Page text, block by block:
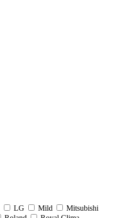
LG Mild
Mitsubishi